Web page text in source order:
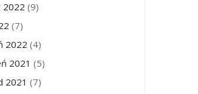
2022 (9)
(7)
2022 (4)
2021 (5)
2021 (7)